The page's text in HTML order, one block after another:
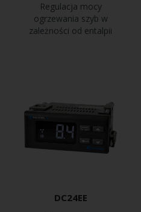
Regulacja mocy
ogrzewania szyb w
zależności od entalpii
DC24EE